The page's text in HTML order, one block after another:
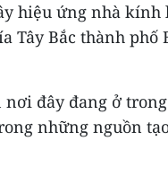
hiệu ứng nhà kính
Tây Bắc thành
đây đang ở
những nguồn